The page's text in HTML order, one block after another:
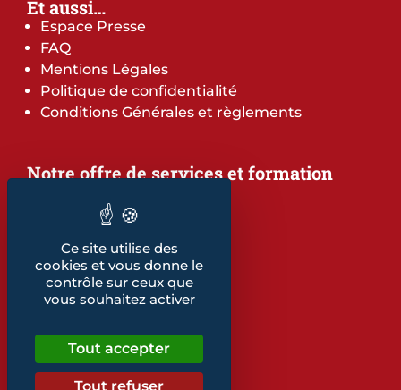
Et aussi…
Espace Presse
FAQ
Mentions Légales
Politique de confidentialité
Conditions Générales et règlements
Notre offre de services et formation
Notre offre de formation
Les indicateurs
Nos publications
Retrouvez également...
Notre glossaire
Ce site utilise des
cookies et vous donne le
contrôle sur ceux que
vous souhaitez activer
Tout accepter
Tout refuser